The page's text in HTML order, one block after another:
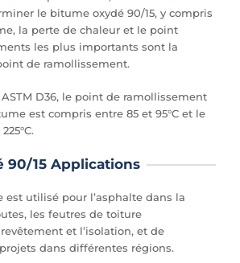
le bitume oxydé 90/15, y compris
la perte de chaleur et le point
les plus importants sont la
de ramollissement.
D36, le point de ramollissement
est compris entre 85 et 95°C et le
90/15 Applications
est utilisé pour l’asphalte dans la
les feutres de toiture
et l’isolation, et de
dans différentes régions.